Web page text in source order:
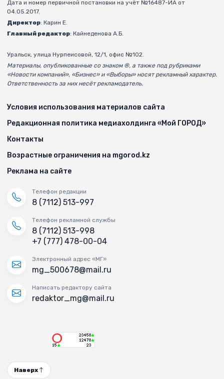
Дата и номер первичной постановки на учёт №16487-ИА от
04.05.2017.
Директор: Карин Е.
Главный редактор: Кайнеденова А.Б.
Уральск, улица Нурпеисовой, 12/1, офис №102.
Материалы, опубликованные со знаком ®, а также под рубриками
«Новости компаний», «Бизнес» и «Выборы» носят рекламный характер.
Ответственность за них несёт рекламодатель.
Условия использования материалов сайта
Редакционная политика медиахолдинга «Мой ГОРОД»
Контакты
Возрастные ограничения на mgorod.kz
Реклама на сайте
Телефон редакции
8 (7112) 513-997
Телефон рекламной службы
8 (7112) 513-998
+7 (777) 478-00-04
Электронный адрес «МГ»
mg_500678@mail.ru
Написать редактору сайта
redaktor_mg@mail.ru
Наверх